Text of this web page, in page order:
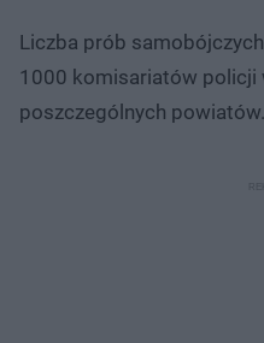
Liczba prób
1000 komisariatów policji
poszczególnych powiatów.